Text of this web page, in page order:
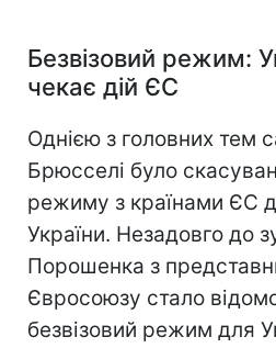
Безвізовий режим:
чекає дій ЄС
Однією з головних тем
Брюсселі було
режиму з країнами ЄС
України. Незадовго до
Порошенка з
Євросоюзу стало
безвізовий режим для